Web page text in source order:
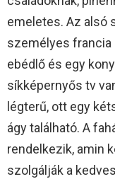
emeletes. Az alsó
személyes francia
ebédlő és egy
síkképernyős tv
légterű, ott egy
ágy található. A
rendelkezik, amin
szolgálják a